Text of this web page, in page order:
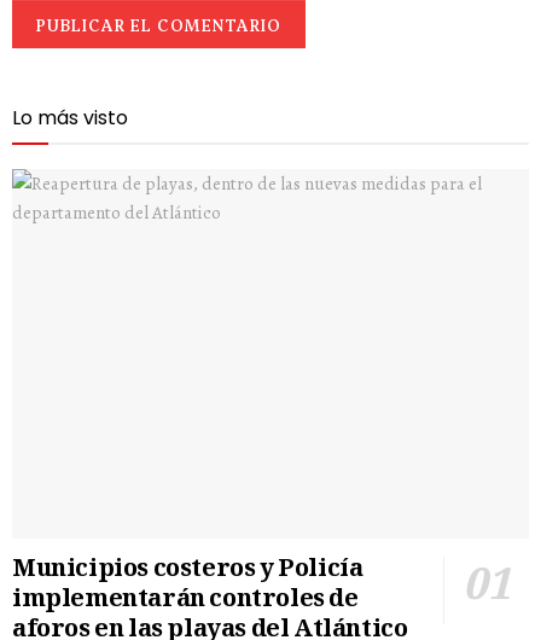
Lo más visto
Municipios costeros y Policía
implementarán controles de
aforos en las playas del Atlántico